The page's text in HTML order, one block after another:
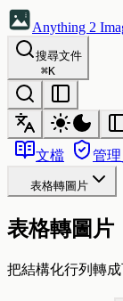
Anything 2
搜尋文件
⌘K
文檔 管
表格轉圖片
表格轉圖片
把結構化行列轉成